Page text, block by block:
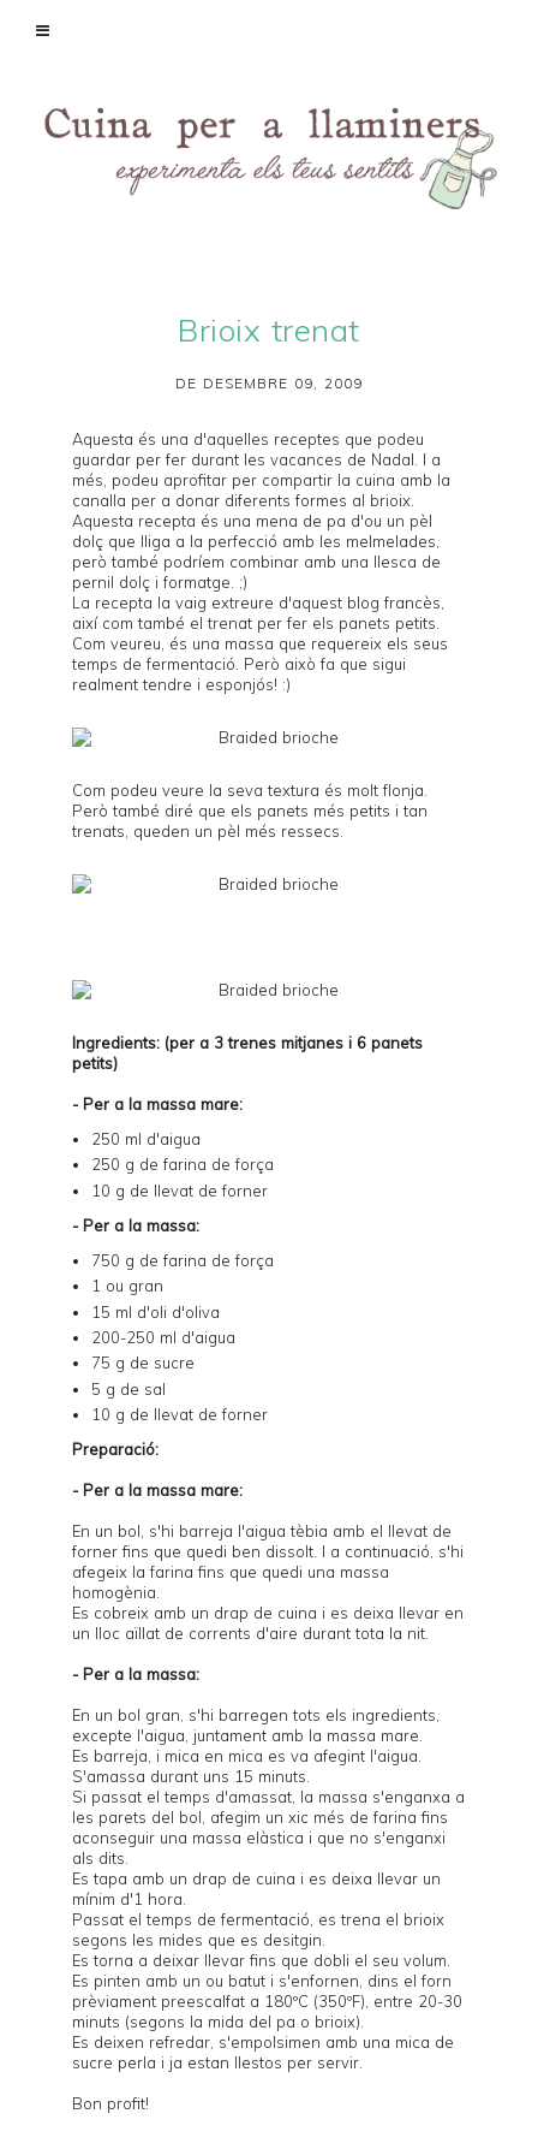
Brioix trenat
DE DESEMBRE 09, 2009
Aquesta és una d'aquelles receptes que podeu
guardar per fer durant les vacances de Nadal. I a
més, podeu aprofitar per compartir la cuina amb la
canalla per a donar diferents formes al brioix.
Aquesta recepta és una mena de pa d'ou un pèl
dolç que lliga a la perfecció amb les melmelades,
però també podríem combinar amb una llesca de
pernil dolç i formatge. ;)
La recepta la vaig extreure d'aquest blog francès,
així com també el trenat per fer els panets petits.
Com veureu, és una massa que requereix els seus
temps de fermentació. Però això fa que sigui
realment tendre i esponjós! :)
Com podeu veure la seva textura és molt flonja.
Però també diré que els panets més petits i tan
trenats, queden un pèl més ressecs.
Ingredients: (per a 3 trenes mitjanes i 6 panets
petits)
- Per a la massa mare:
250 ml d'aigua
250 g de farina de força
10 g de llevat de forner
- Per a la massa:
750 g de farina de força
1 ou gran
15 ml d'oli d'oliva
200-250 ml d'aigua
75 g de sucre
5 g de sal
10 g de llevat de forner
Preparació:
- Per a la massa mare:
En un bol, s'hi barreja l'aigua tèbia amb el llevat de
forner fins que quedi ben dissolt. I a continuació, s'hi
afegeix la farina fins que quedi una massa
homogènia.
Es cobreix amb un drap de cuina i es deixa llevar en
un lloc aïllat de corrents d'aire durant tota la nit.
- Per a la massa:
En un bol gran, s'hi barregen tots els ingredients,
excepte l'aigua, juntament amb la massa mare.
Es barreja, i mica en mica es va afegint l'aigua.
S'amassa durant uns 15 minuts.
Si passat el temps d'amassat, la massa s'enganxa a
les parets del bol, afegim un xic més de farina fins
aconseguir una massa elàstica i que no s'enganxi
als dits.
Es tapa amb un drap de cuina i es deixa llevar un
mínim d'1 hora.
Passat el temps de fermentació, es trena el brioix
segons les mides que es desitgin.
Es torna a deixar llevar fins que dobli el seu volum.
Es pinten amb un ou batut i s'enfornen, dins el forn
prèviament preescalfat a 180ºC (350ºF), entre 20-30
minuts (segons la mida del pa o brioix).
Es deixen refredar, s'empolsimen amb una mica de
sucre perla i ja estan llestos per servir.
Bon profit!